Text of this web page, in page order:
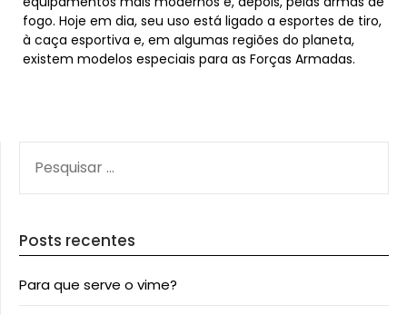
fogo. Hoje em dia, seu uso está ligado a esportes de tiro,
à caça esportiva e, em algumas regiões do planeta,
existem modelos especiais para as Forças Armadas.
POR:
Posts recentes
Para que serve o vime?